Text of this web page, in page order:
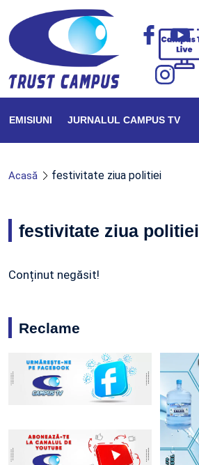
EMISIUNI JURNALUL CAMPUS TV
Acasă festivitate ziua politiei
festivitate ziua politiei
Conținut negăsit!
Reclame